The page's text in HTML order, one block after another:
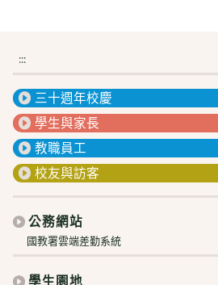
:::
三十週年校慶
學生與家長
教職員工
校友與訪客
公務網站
國教署雲端差勤系統
學生園地